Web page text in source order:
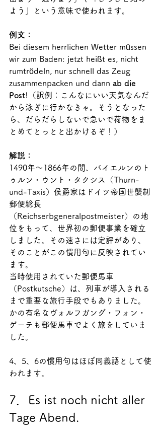
よう」という意味で使われます。
例文：
Bei diesem herrlichen Wetter müssen
wir zum Baden: jetzt heißt es, nicht
rumtrödeln, nur schnell das Zeug
zusammenpacken und dann ab die
Post!（訳例：こんなにいい天気なんだ
から泳ぎに行かなきゃ。そうとなった
ら、だらだらしないで急いで荷物をま
とめてとっとと出かけるぞ！）
解説：
1490年～1866年の間、バイエルンのト
ゥルン・ウント・タクシス（Thurn-
und-Taxis）侯爵家はドイツ帝国世襲制
郵便総長
（Reichserbgeneralpostmeister）の地
位をもって、世界初の郵便事業を確立
しました。その速さには定評があり、
そのことがこの慣用句に反映されてい
ます。
当時使用されていた郵便馬車
（Postkutsche）は、列車が導入される
まで重要な旅行手段でもありました。
かの有名なヴォルフガング・フォン・
ゲーテも郵便馬車でよく旅をしていま
した。
4、5、6の慣用句はほぼ同義語として使
われます。
7．Es ist noch nicht aller
Tage Abend.